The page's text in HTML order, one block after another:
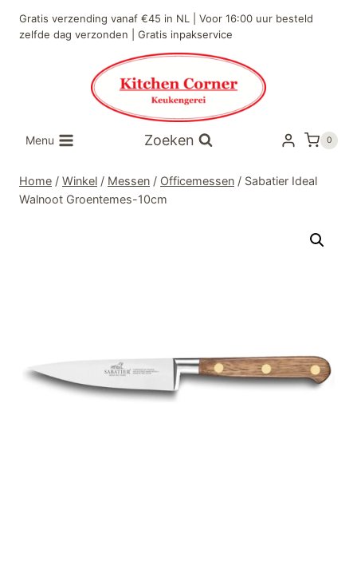
naar
Gratis verzending vanaf €45 in NL | Voor 16:00 uur besteld
zelfde dag verzonden | Gratis inpakservice
Menu Zoeken 0
Home / Winkel / Messen / Officemessen / Sabatier Ideal
Walnoot Groentemes-10cm